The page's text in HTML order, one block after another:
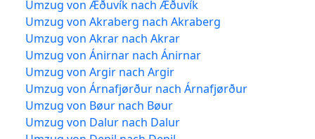
Umzug von Æðuvík nach Æðuvík
Umzug von Akraberg nach Akraberg
Umzug von Akrar nach Akrar
Umzug von Ánirnar nach Ánirnar
Umzug von Argir nach Argir
Umzug von Árnafjørður nach Árnafjørður
Umzug von Bøur nach Bøur
Umzug von Dalur nach Dalur